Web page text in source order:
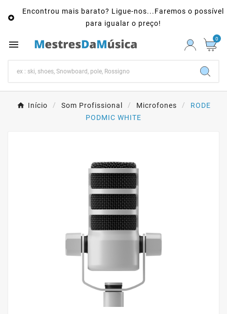

Encontrou mais barato? Ligue-nos...Faremos o possível
para igualar o preço!
 0
Início Som Profissional Microfones
RODE
PODMIC WHITE